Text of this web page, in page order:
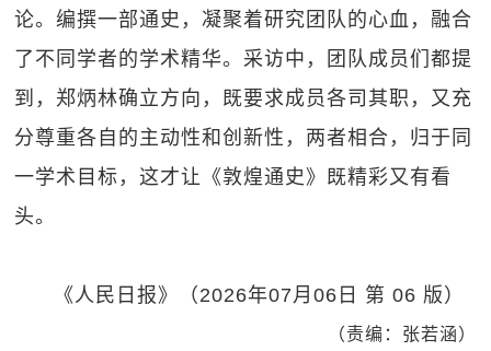
论。编撰一部通史，凝聚着研究团队的心血，融合
了不同学者的学术精华。采访中，团队成员们都提
到，郑炳林确立方向，既要求成员各司其职，又充
分尊重各自的主动性和创新性，两者相合，归于同
一学术目标，这才让《敦煌通史》既精彩又有看
头。
《人民日报》（2026年07月06日 第 06 版）
（责编：张若涵）